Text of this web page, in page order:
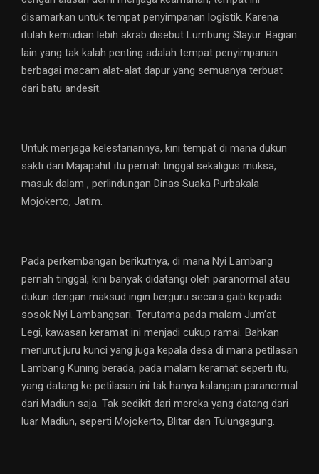
disamarkan untuk tempat penyimpanan logistik. Karena
itulah kemudian lebih akrab disebut Lumbung Slayur. Bagian
lain yang tak kalah penting adalah tempat penyimpanan
berbagai macam alat-alat dapur yang semuanya terbuat
dari batu andesit.
Untuk menjaga kelestariannya, kini tempat di mana dukun
sakti dari Majapahit itu pernah tinggal sekaligus muksa,
masuk dalam , perlindungan Dinas Suaka Purbakala
Mojokerto, Jatim.
Pada perkembangan berikutnya, di mana Nyi Lambang
pernah tinggal, kini banyak didatangi oleh paranormal atau
dukun dengan maksud ingin berguru secara gaib kepada
sosok Nyi Lambangsari. Terutama pada malam Jum’at
Legi, kawasan keramat ini menjadi cukup ramai. Bahkan
menurut juru kunci yang juga kepala desa di mana petilasan
Lambang Kuning berada, pada malam keramat seperti itu,
yang datang ke petilasan ini tak hanya kalangan paranormal
dari Madiun saja. Tak sedikit dari mereka yang datang dari
luar Madiun, seperti Mojokerto, Blitar dan Tulungagung.